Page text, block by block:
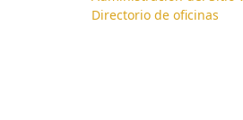
Directorio de oficinas